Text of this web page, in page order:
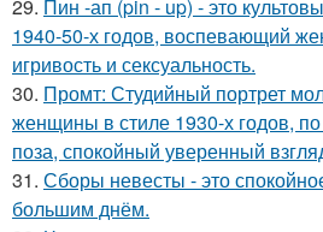
29. Пин -ап (pin - up) - это
1940-50-х годов, воспевающий
игривость и сексуальность.
30. Промт: Студийный портрет
женщины в стиле 1930-х годов, по
поза, спокойный уверенный
31. Сборы невесты - это
большим днём.